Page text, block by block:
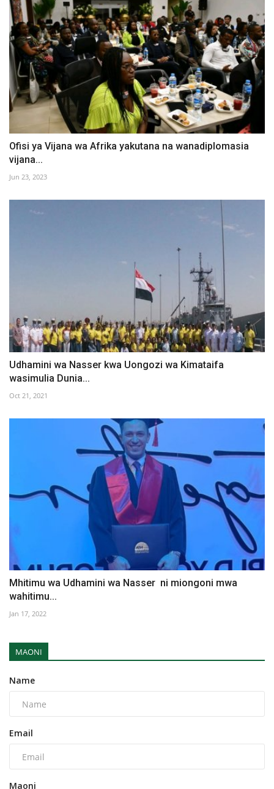
Ofisi ya Vijana wa Afrika yakutana na wanadiplomasia
vijana...
Jun 23, 2023
Udhamini wa Nasser kwa Uongozi wa Kimataifa
wasimulia Dunia...
Oct 21, 2021
Mhitimu wa Udhamini wa Nasser ni miongoni mwa
wahitimu...
Jan 17, 2022
MAONI
Name
Email
Maoni